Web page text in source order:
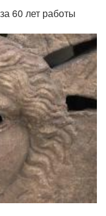
60 лет работы